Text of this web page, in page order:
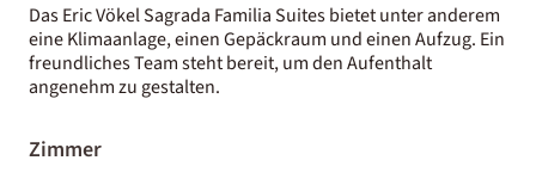
Das Eric Vökel Sagrada Familia Suites bietet unter anderem
eine Klimaanlage, einen Gepäckraum und einen Aufzug. Ein
freundliches Team steht bereit, um den Aufenthalt
angenehm zu gestalten.
Zimmer